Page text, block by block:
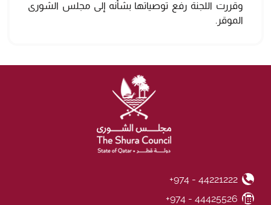
وقررت اللجنة رفع توصياتها بشأنه إلى مجلس الشورى
الموقر.
Phone Number
+974 - 44221222
Fax Number
+974 - 44425526